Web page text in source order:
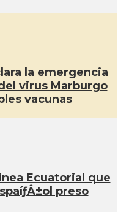
la emergencia
virus Marburgo
vacunas
Ecuatorial que
preso